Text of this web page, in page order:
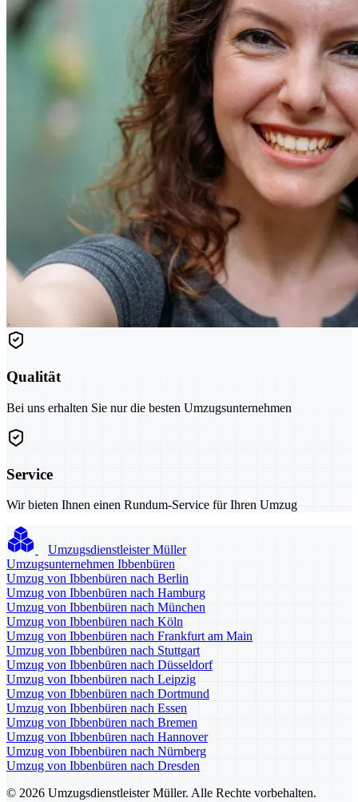
Qualität
Bei uns erhalten Sie nur die besten Umzugsunternehmen
Service
Wir bieten Ihnen einen Rundum-Service für Ihren Umzug
Umzugsdienstleister Müller
Umzugsunternehmen Ibbenbüren
Umzug von Ibbenbüren nach Berlin
Umzug von Ibbenbüren nach Hamburg
Umzug von Ibbenbüren nach München
Umzug von Ibbenbüren nach Köln
Umzug von Ibbenbüren nach Frankfurt am Main
Umzug von Ibbenbüren nach Stuttgart
Umzug von Ibbenbüren nach Düsseldorf
Umzug von Ibbenbüren nach Leipzig
Umzug von Ibbenbüren nach Dortmund
Umzug von Ibbenbüren nach Essen
Umzug von Ibbenbüren nach Bremen
Umzug von Ibbenbüren nach Hannover
Umzug von Ibbenbüren nach Nürnberg
Umzug von Ibbenbüren nach Dresden
© 2026 Umzugsdienstleister Müller. Alle Rechte vorbehalten.